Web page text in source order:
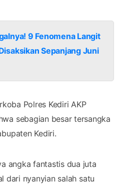
9 Fenomena Langit
Sepanjang Juni
Polres Kediri AKP
sebagian besar tersangka
Kediri.
angka fantastis dua juta
dari nyanyian salah satu